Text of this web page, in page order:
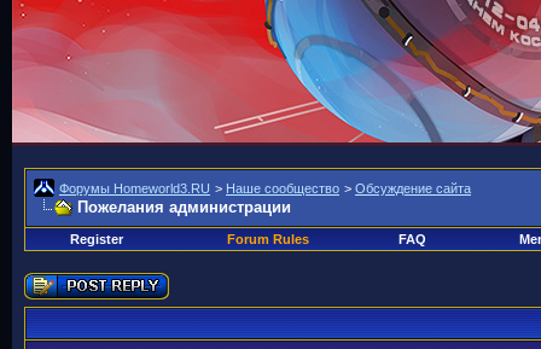
Форумы Homeworld3.RU > Наше сообщество > Обсуждение сайта
Пожелания администрации
Register Forum Rules FAQ